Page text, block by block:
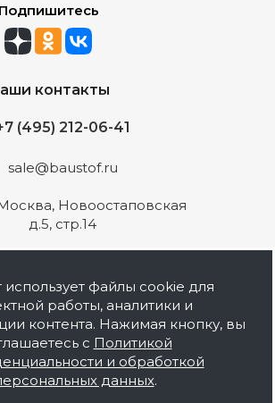
Подпишитесь
контакты
(495) 212-06-41
sale@baustof.ru
Новоостаповская
д.5, стр.14
Баустов. Собственное
лакокрасочной продукции,
продажа строительных
объектов под ключ.
сайте носит ознакомительный
использует файлы cookie для
работы, аналитики и
контента. Нажимая кнопку, вы
с Политикой
и обработкой
данных.